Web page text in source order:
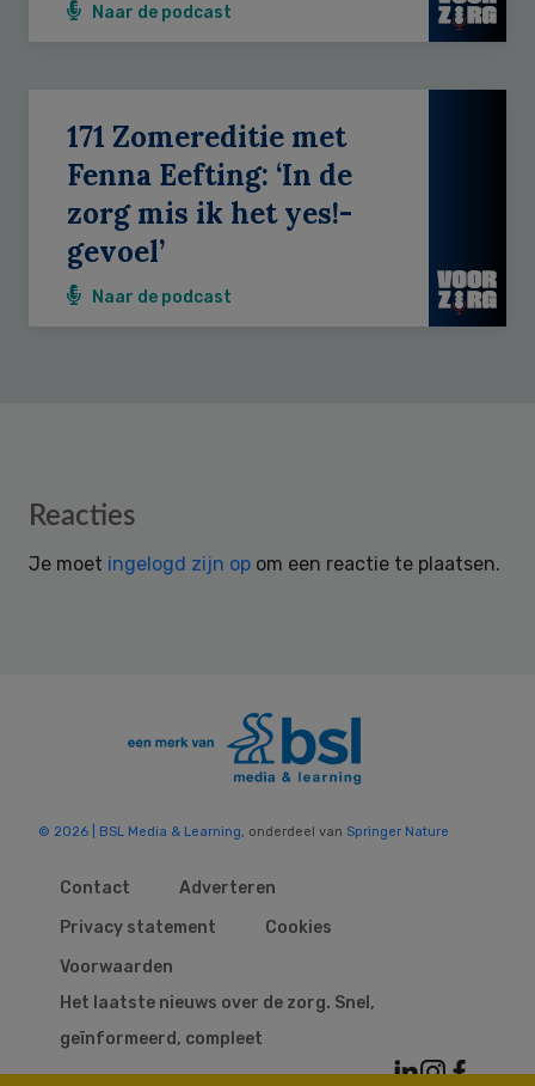
Naar de podcast
171 Zomereditie met
Fenna Eefting: ‘In de
zorg mis ik het yes!-
gevoel’
Naar de podcast
Reader
Reacties
Je moet ingelogd zijn op om een reactie te plaatsen.
© 2026 | BSL Media & Learning, onderdeel van Springer Nature
Contact
Adverteren
Privacy statement
Cookies
Voorwaarden
Het laatste nieuws over de zorg. Snel,
geïnformeerd, compleet